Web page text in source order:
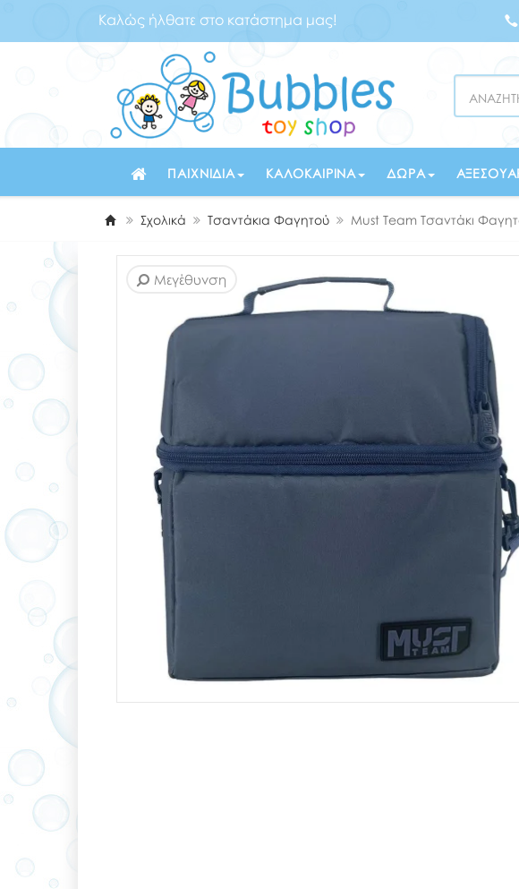
Καλώς ήλθατε στο κατάστημα μας!
ΠΑΙΧΝΊΔΙΑ ΚΑΛΟΚΑΙΡΙΝΆ ΔΏΡΑ
Σχολικά Τσαντάκια Φαγητού Must Team Τσαντάκι
Μεγέθυνση